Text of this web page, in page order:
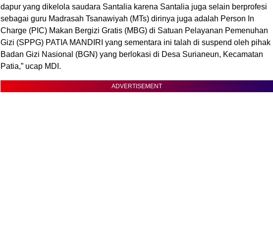
dapur yang dikelola saudara Santalia karena Santalia juga selain berprofesi
sebagai guru Madrasah Tsanawiyah (MTs) dirinya juga adalah Person In
Charge (PIC) Makan Bergizi Gratis (MBG) di Satuan Pelayanan Pemenuhan
Gizi (SPPG) PATIA MANDIRI yang sementara ini talah di suspend oleh pihak
Badan Gizi Nasional (BGN) yang berlokasi di Desa Surianeun, Kecamatan
Patia,” ucap MDI.
ADVERTISEMENT